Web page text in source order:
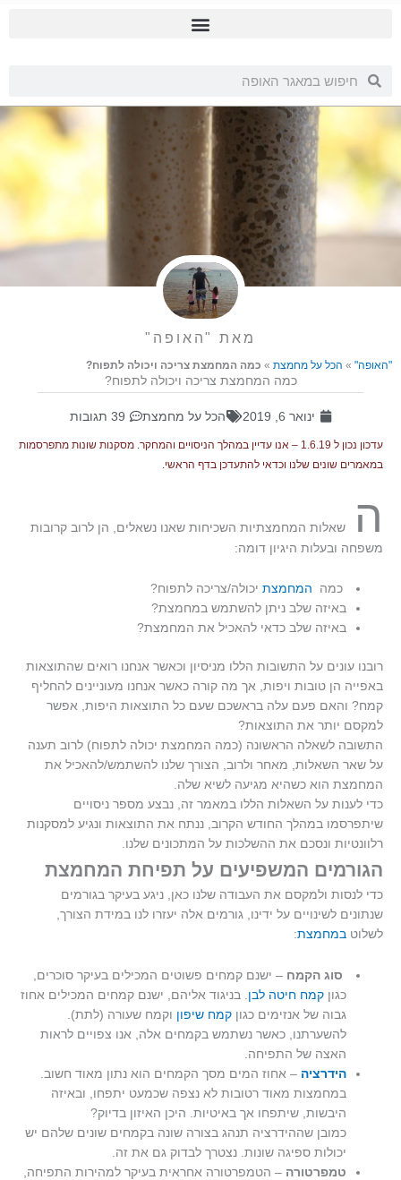
חיפושחיפוש
מאת "האופה"
"האופה" » הכל על מחמצת » כמה המחמצת צריכה ויכולה לתפוח?
כמה המחמצת צריכה ויכולה לתפוח?
ינואר 6, 2019 הכל על מחמצת 39 תגובות
עדכון נכון ל 1.6.19 – אנו עדיין במהלך הניסויים והמחקר. מסקנות שונות מתפרסמות
במאמרים שונים שלנו וכדאי להתעדכן בדף הראשי.
ה
שאלות המחמצתיות השכיחות שאנו נשאלים, הן לרוב קרובות
משפחה ובעלות היגיון דומה:
כמה המחמצת יכולה/צריכה לתפוח?
באיזה שלב ניתן להשתמש במחמצת?
באיזה שלב כדאי להאכיל את המחמצת?
רובנו עונים על התשובות הללו מניסיון וכאשר אנחנו רואים שהתוצאות
באפייה הן טובות ויפות, אך מה קורה כאשר אנחנו מעוניינים להחליף
קמח? והאם פעם עלה בראשכם שעם כל התוצאות היפות, אפשר
למקסם יותר את התוצאות?
התשובה לשאלה הראשונה (כמה המחמצת יכולה לתפוח) לרוב תענה
על שאר השאלות, מאחר ולרוב, הצורך שלנו להשתמש/להאכיל את
המחמצת הוא כשהיא מגיעה לשיא שלה.
כדי לענות על השאלות הללו במאמר זה, נבצע מספר ניסויים
שיתפרסמו במהלך החודש הקרוב, ננתח את התוצאות ונגיע למסקנות
רלוונטיות ונסכם את ההשלכות על המתכונים שלנו.
הגורמים המשפיעים על תפיחת המחמצת
כדי לנסות ולמקסם את העבודה שלנו כאן, ניגע בעיקר בגורמים
שנתונים לשינויים על ידינו, גורמים אלה יעזרו לנו במידת הצורך,
לשלוט במחמצת:
סוג הקמח – ישנם קמחים פשוטים המכילים בעיקר סוכרים,
כגוןקמח חיטה לבן . בניגוד אליהם, ישנם קמחים המכילים אחוז
גבוה של אנזימים כגוןקמח שיפון וקמח שעורה (לתת).
להשערתנו, כאשר נשתמש בקמחים אלה, אנו צפויים לראות
האצה של התפיחה.
הידרציה– אחוז המים מסך הקמחים הוא נתון מאוד חשוב.
במחמצות מאוד רטובות לא נצפה שכמעט יתפחו, ובאיזה
היבשות, שיתפחו אך באיטיות. היכן האיזון בדיוק?
כמובן שההידרציה תנהג בצורה שונה בקמחים שונים שלהם יש
יכולות ספיגה שונות. נצטרך לבדוק גם את זה.
טמפרטורה– הטמפרטורה אחראית בעיקר למהירות התפיחה,